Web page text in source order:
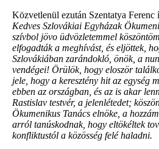
Közvetlenül ezután Szentatya
Kedves Szlovákiai Egyházak
szívbol jövo üdvözletemmel
elfogadták a meghívást, és eljöttek,
Szlovákiában zarándokló, önök, a
vendégei! Örülök, hogy eloször
jele, hogy a keresztény hit az egység
ebben az országban, és az is akar
Rastislav testvér, a jelenlétedet;
Ökumenikus Tanács elnöke, a
arról tanúskodnak, hogy eltökéltek
konfliktustól a közösség felé haladni.